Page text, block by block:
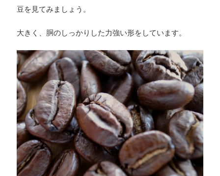
豆を見てみましょう。
大きく、胴のしっかりした力強い形をしています。